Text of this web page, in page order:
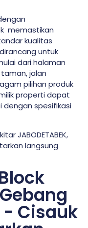
memastikan
kualitas
untuk
dari halaman
jalan
pilihan produk
properti dapat
dengan spesifikasi
JABODETABEK,
langsung
Cisauk